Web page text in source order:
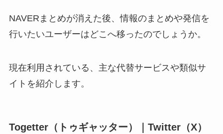
NAVERまとめが消えた後、情報のまとめや発信を
行いたいユーザーはどこへ移ったのでしょうか。
現在利用されている、主な代替サービスや類似サ
イトを紹介します。
Togetter（トゥギャッター）｜Twitter（X）